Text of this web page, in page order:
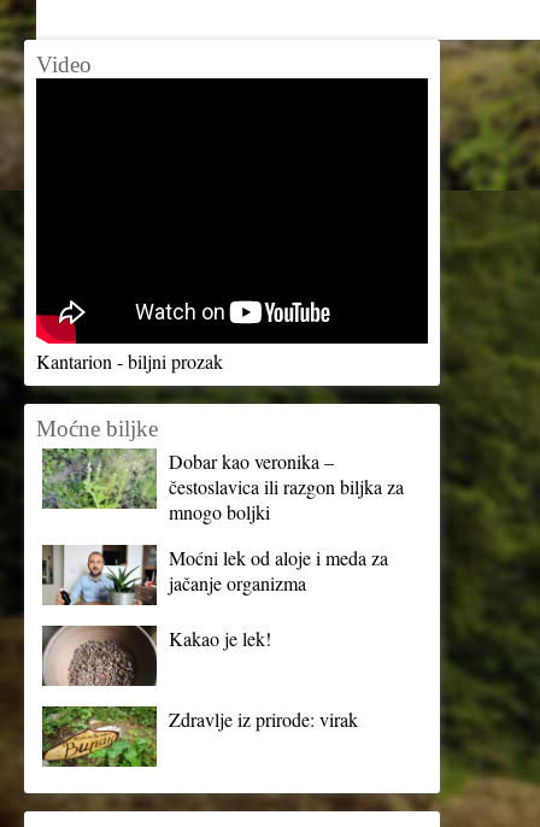
Video
Kantarion - biljni prozak
Moćne biljke
Dobar kao veronika –
čestoslavica ili razgon biljka za
mnogo boljki
Moćni lek od aloje i meda za
jačanje organizma
Kakao je lek!
Zdravlje iz prirode: virak